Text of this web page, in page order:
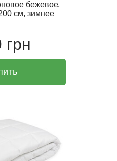
бежевое,
см, зимнее
грн